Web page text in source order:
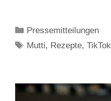
Kategorien
Pressemitteilungen
Schlagwörter
Mutti, Rezepte,TikTok